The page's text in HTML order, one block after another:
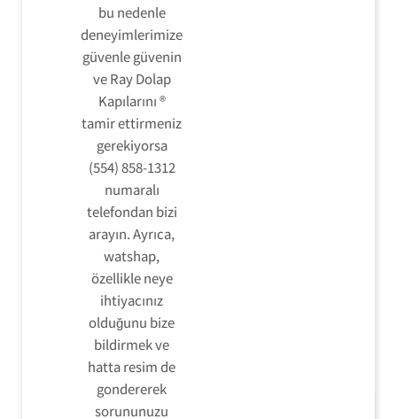
bu nedenle
deneyimlerimize
güvenle güvenin
ve Ray Dolap
Kapılarını ®
tamir ettirmeniz
gerekiyorsa
(554) 858-1312
numaralı
telefondan bizi
arayın. Ayrıca,
watshap,
özellikle neye
ihtiyacınız
olduğunu bize
bildirmek ve
hatta resim de
gondererek
sorununuzu